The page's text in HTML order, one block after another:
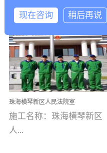
例...
【东莞美豪雅致酒店】室
内空气治理项目东莞美豪
雅致酒店 东莞美豪雅
致酒店是为中高端人士...
珠海横琴新区人民法院室
内除甲醛空气治理项目
施工名称：珠海横琴新区
人...
现在咨询 稍后再说